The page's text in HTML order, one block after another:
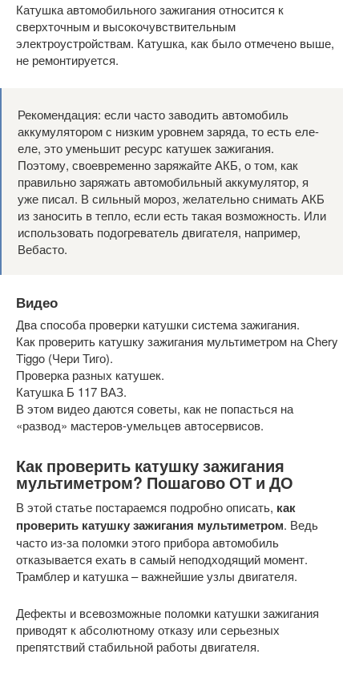
Катушка автомобильного зажигания относится к
сверхточным и высокочувствительным
электроустройствам. Катушка, как было отмечено выше,
не ремонтируется.
Рекомендация: если часто заводить автомобиль
аккумулятором с низким уровнем заряда, то есть еле-
еле, это уменьшит ресурс катушек зажигания.
Поэтому, своевременно заряжайте АКБ, о том, как
правильно заряжать автомобильный аккумулятор, я
уже писал. В сильный мороз, желательно снимать АКБ
из заносить в тепло, если есть такая возможность. Или
использовать подогреватель двигателя, например,
Вебасто.
Видео
Два способа проверки катушки система зажигания.
Как проверить катушку зажигания мультиметром на Chery
Tiggo (Чери Тиго).
Проверка разных катушек.
Катушка Б 117 ВАЗ.
В этом видео даются советы, как не попасться на
«развод» мастеров-умельцев автосервисов.
Как проверить катушку зажигания
мультиметром? Пошагово ОТ и ДО
В этой статье постараемся подробно описать, как
проверить катушку зажигания мультиметром. Ведь
часто из-за поломки этого прибора автомобиль
отказывается ехать в самый неподходящий момент.
Трамблер и катушка – важнейшие узлы двигателя.
Дефекты и всевозможные поломки катушки зажигания
приводят к абсолютному отказу или серьезных
препятствий стабильной работы двигателя.